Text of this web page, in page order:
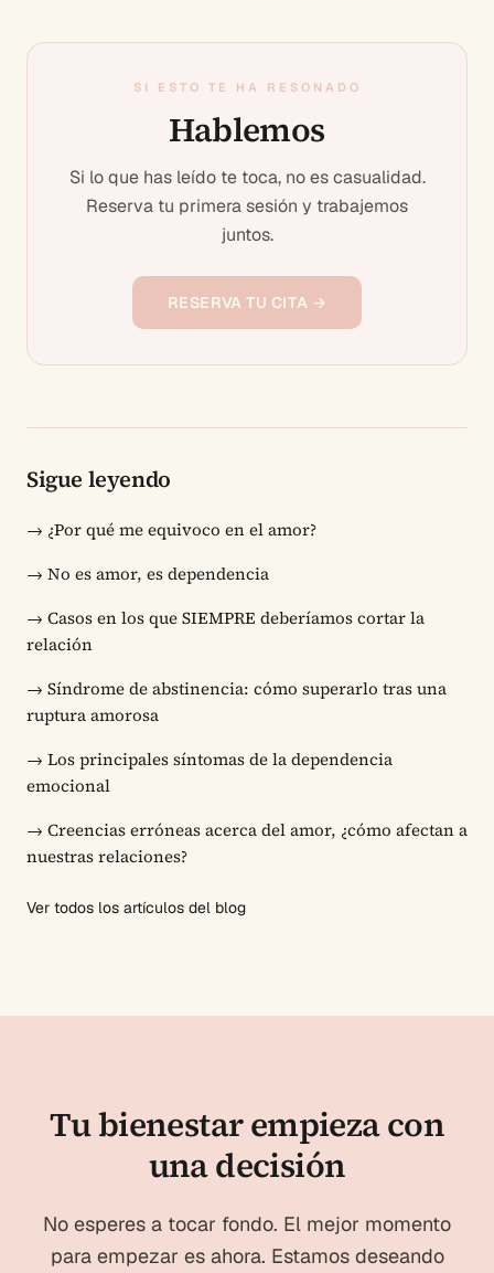
SI ESTO TE HA RESONADO
Hablemos
Si lo que has leído te toca, no es casualidad.
Reserva tu primera sesión y trabajemos
juntos.
RESERVA TU CITA →
Sigue leyendo
→ ¿Por qué me equivoco en el amor?
→ No es amor, es dependencia
→ Casos en los que SIEMPRE deberíamos cortar la
relación
→ Síndrome de abstinencia: cómo superarlo tras una
ruptura amorosa
→ Los principales síntomas de la dependencia
emocional
→ Creencias erróneas acerca del amor, ¿cómo afectan a
nuestras relaciones?
Ver todos los artículos del blog
Tu bienestar empieza con
una decisión
No esperes a tocar fondo. El mejor momento
para empezar es ahora. Estamos deseando